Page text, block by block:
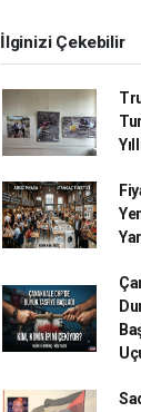
İlginizi Çekebilir